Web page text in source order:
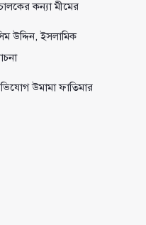
কন্যা মীমের
উদ্দিন, ইসলামিক
উমামা ফাতিমার